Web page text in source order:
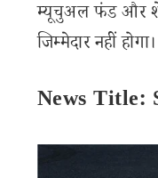
म्यूचुअल फंड और
जिम्मेदार नहीं होगा।
News Title: